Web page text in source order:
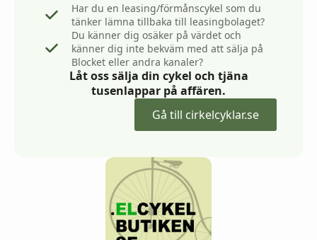
Har du en leasing/förmånscykel som du
tänker lämna tillbaka till leasingbolaget?
Du känner dig osäker på värdet och
känner dig inte bekväm med att sälja på
Blocket eller andra kanaler?
Låt oss sälja din cykel och tjäna
tusenlappar på affären.
Gå till cirkelcyklar.se